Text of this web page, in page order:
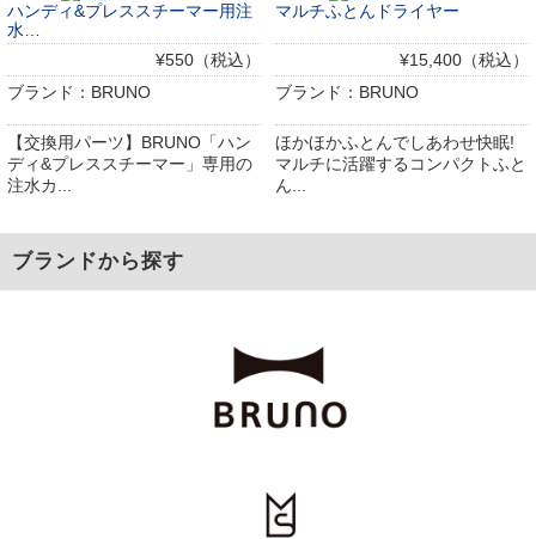
ハンディ&プレススチーマー用注
水…
¥550（税込）
ブランド：BRUNO
【交換用パーツ】BRUNO「ハン
ディ&プレススチーマー」専用の
注水カ...
マルチふとんドライヤー
¥15,400（税込）
ブランド：BRUNO
ほかほかふとんでしあわせ快眠!
マルチに活躍するコンパクトふと
ん...
ブランドから探す